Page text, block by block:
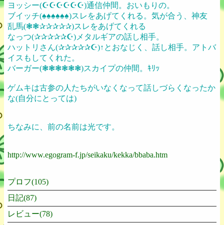
ヨッシー(☪☪☪☪☪☪)通信仲間。おいもりの。
ブイッチ(♠♠♠♠♠♠)スレをあげてくれる。気が合う、神友
乱馬(❃❃✰✰✰✰✰)スレをあげてくれる
なっつ(✰✰✰✰✰☪)メタルギアの話し相手。
ハットリさん(✰✰✰✰✰☪)↑とおなじく、話し相手。アトバ
イスもしてくれた。
バーガー(❃❃❃❃❃❃)スカイプの仲間。ｷﾘｯ
ゲムキは古参の人たちがいなくなって話しづらくなったか
な(自分にとっては)
ちなみに、前の名前は光です。
http://www.egogram-f.jp/seikaku/kekka/bbaba.htm
プロフ(105)
日記(87)
レビュー(78)